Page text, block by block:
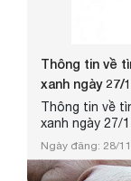
Thông tin về
xanh ngày 27/
Thông tin về
xanh ngày 27/
Ngày đăng: 28/